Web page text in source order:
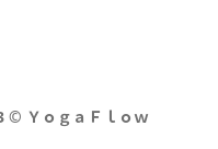
© ＹｏｇａＦｌｏｗ